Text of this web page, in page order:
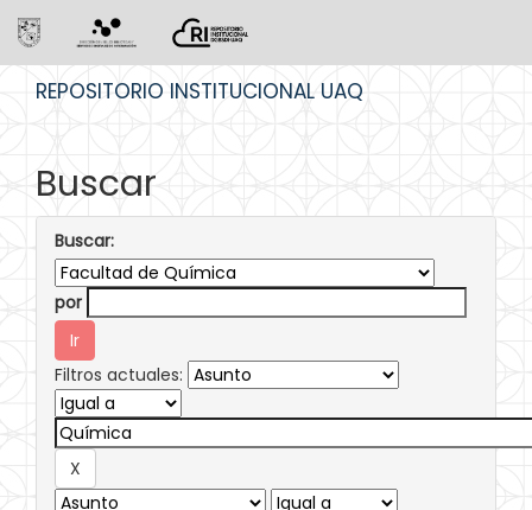
REPOSITORIO INSTITUCIONAL UAQ
Buscar
Buscar:
por
Filtros actuales: